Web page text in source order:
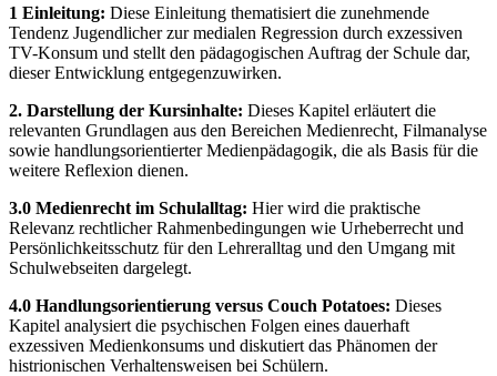
1 Einleitung: Diese Einleitung thematisiert die zunehmende
Tendenz Jugendlicher zur medialen Regression durch exzessiven
TV-Konsum und stellt den pädagogischen Auftrag der Schule dar,
dieser Entwicklung entgegenzuwirken.
2. Darstellung der Kursinhalte: Dieses Kapitel erläutert die
relevanten Grundlagen aus den Bereichen Medienrecht, Filmanalyse
sowie handlungsorientierter Medienpädagogik, die als Basis für die
weitere Reflexion dienen.
3.0 Medienrecht im Schulalltag: Hier wird die praktische
Relevanz rechtlicher Rahmenbedingungen wie Urheberrecht und
Persönlichkeitsschutz für den Lehreralltag und den Umgang mit
Schulwebseiten dargelegt.
4.0 Handlungsorientierung versus Couch Potatoes: Dieses
Kapitel analysiert die psychischen Folgen eines dauerhaft
exzessiven Medienkonsums und diskutiert das Phänomen der
histrionischen Verhaltensweisen bei Schülern.